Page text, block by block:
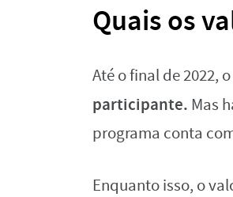
Quais os
Até o final de 2022, o
participante. Mas
programa conta
Enquanto isso, o